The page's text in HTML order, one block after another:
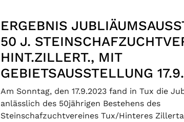
ERGEBNIS
50 J.
HINT.ZILLERT., MIT
GEBIETSAUSSTELLUNG
Am Sonntag, den 17.9.2023 fand in Tux die
anlässlich des 50jährigen Bestehens des
Steinschafzuchtvereines Tux/Hinteres